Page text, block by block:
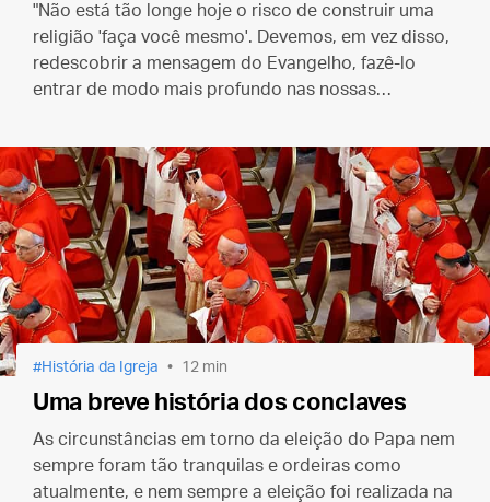
"Não está tão longe hoje o risco de construir uma
religião 'faça você mesmo'. Devemos, em vez disso,
redescobrir a mensagem do Evangelho, fazê-lo
entrar de modo mais profundo nas nossas
História da Igreja 12 min
Uma breve história dos conclaves
As circunstâncias em torno da eleição do Papa nem
sempre foram tão tranquilas e ordeiras como
atualmente, e nem sempre a eleição foi realizada na